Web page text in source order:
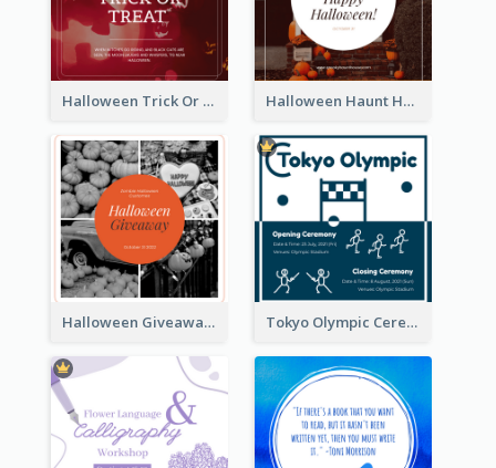
Halloween Trick Or Treat Instagram Post Halloween Haunt House Instagram Post
Halloween Giveaway Instagram Post Tokyo Olympic Ceremony Instagram Post